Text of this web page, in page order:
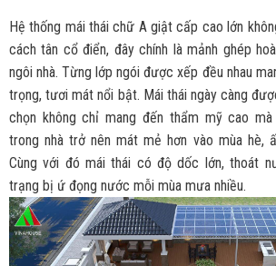
Hệ thống mái thái chữ A giật cấp cao lớn
cách tân cổ điển, đây chính là mảnh ghép
ngôi nhà. Từng lớp ngói được xếp đều nhau
trọng, tươi mát nổi bật. Mái thái ngày càng
chọn không chỉ mang đến thẩm mỹ cao
trong nhà trở nên mát mẻ hơn vào mùa hè,
Cùng với đó mái thái có độ dốc lớn, thoát
trạng bị ứ đọng nước mỗi mùa mưa nhiều.